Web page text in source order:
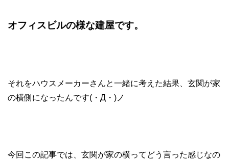
オフィスビルの様な建屋です。
それをハウスメーカーさんと一緒に考えた結果、玄関が家
の横側になったんです(・Д・)ノ
今回この記事では、玄関が家の横ってどう言った感じなの